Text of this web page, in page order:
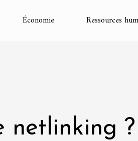
Économie Ressources
netlinking ?